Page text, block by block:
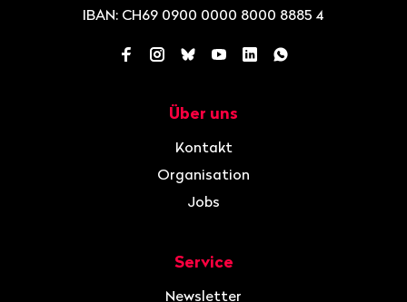
IBAN: CH69 0900 0000 8000 8885 4
Facebook
Instagram
BlueskyYouTube
LinkedInWhatsApp
Über uns
Kontakt
Organisation
Jobs
Service
Newsletter